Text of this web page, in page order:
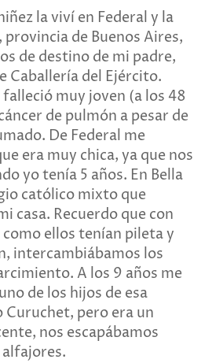
la viví en Federal y la
de Buenos Aires,
de destino de mi padre,
Caballería del Ejército.
muy joven (a los 48
de pulmón a pesar de
De Federal me
era muy chica, ya que nos
yo tenía 5 años. En Bella
católico mixto que
casa. Recuerdo que con
ellos tenían pileta y
intercambiábamos los
A los 9 años me
de los hijos de esa
pero era un
nos escapábamos